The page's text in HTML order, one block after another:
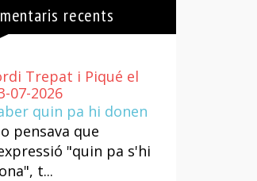
recents
Trepat i Piqué el
07-2026
quin pa hi donen
pensava que
"quin pa s'hi
t...